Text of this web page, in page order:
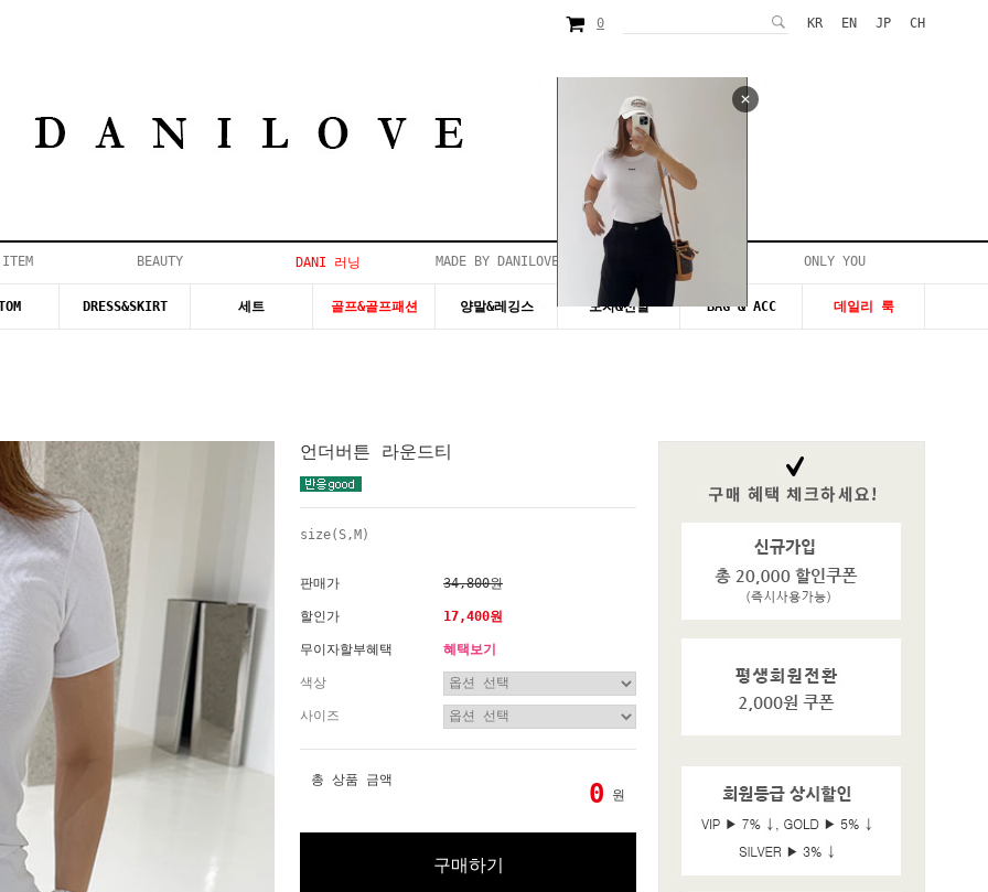
0 KR EN JP CH
BEAUTY DANI 러닝 MADE BY DANILOVE 시즌20~50%세일 ONLY YOU
DRESS&SKIRT 세트 골프&골프패션 양말&레깅스 모자&신발 BAG & ACC 데일리 룩
언더버튼 라운드티
size(S,M)
판매가 34,800원
할인가 17,400원
무이자할부혜택 혜택보기
색상
사이즈
총 상품 금액 0 원
구매하기